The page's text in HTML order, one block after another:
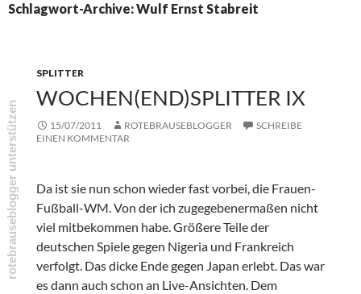
Schlagwort-Archive: Wulf Ernst Stabreit
SPLITTER
WOCHEN(END)SPLITTER IX
15/07/2011 ROTEBRAUSEBLOGGER
SCHREIBE
EINEN KOMMENTAR
Da ist sie nun schon wieder fast vorbei, die Frauen-
Fußball-WM. Von der ich zugegebenermaßen nicht
viel mitbekommen habe. Größere Teile der
deutschen Spiele gegen Nigeria und Frankreich
verfolgt. Das dicke Ende gegen Japan erlebt. Das war
es dann auch schon an Live-Ansichten. Dem
rotebrauseblogger unterstützen